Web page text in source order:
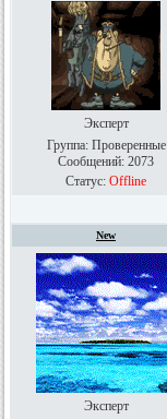
Эксперт
Группа: Проверенные
Сообщений: 2073
Статус: Offline
New
Эксперт